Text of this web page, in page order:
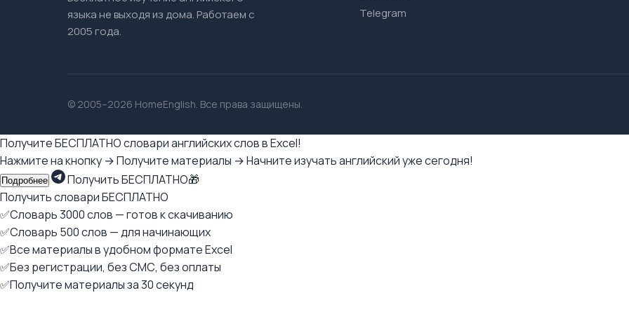
языка не выходя из дома. Работаем с
2005 года.
Telegram
© 2005–2026 HomeEnglish. Все права защищены.
Получите БЕСПЛАТНО словари английских слов в Excel!
Нажмите на кнопку → Получите материалы → Начните изучать английский уже сегодня!
Подробнее
Получить БЕСПЛАТНО🎁
Получить словари БЕСПЛАТНО
✅Словарь 3000 слов — готов к скачиванию
✅Словарь 500 слов — для начинающих
✅Все материалы в удобном формате Excel
✅Без регистрации, без СМС, без оплаты
✅Получите материалы за 30 секунд